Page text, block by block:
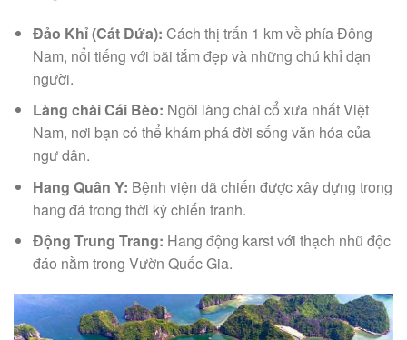
Đảo Khỉ (Cát Dứa): Cách thị trấn 1 km về phía Đông
Nam, nổi tiếng với bãi tắm đẹp và những chú khỉ dạn
người.
Làng chài Cái Bèo: Ngôi làng chài cổ xưa nhất Việt
Nam, nơi bạn có thể khám phá đời sống văn hóa của
ngư dân.
Hang Quân Y: Bệnh viện dã chiến được xây dựng trong
hang đá trong thời kỳ chiến tranh.
Động Trung Trang: Hang động karst với thạch nhũ độc
đáo nằm trong Vườn Quốc Gia.